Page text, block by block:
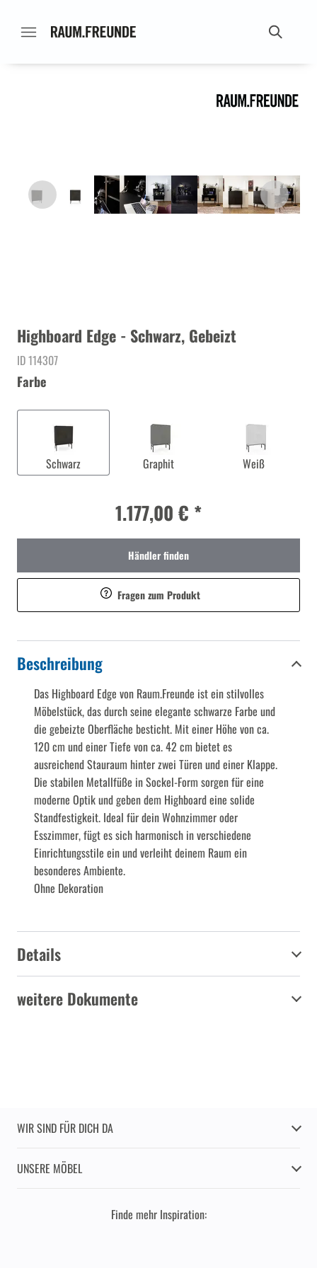
Highboard Edge - Schwarz, Gebeizt
ID 114307
Farbe
Schwarz Graphit Weiß
1.177,00 € *
Händler finden
Fragen zum Produkt
Beschreibung
Das Highboard Edge von Raum.Freunde ist ein stilvolles
Möbelstück, das durch seine elegante schwarze Farbe und
die gebeizte Oberfläche besticht. Mit einer Höhe von ca.
120 cm und einer Tiefe von ca. 42 cm bietet es
ausreichend Stauraum hinter zwei Türen und einer Klappe.
Die stabilen Metallfüße in Sockel-Form sorgen für eine
moderne Optik und geben dem Highboard eine solide
Standfestigkeit. Ideal für dein Wohnzimmer oder
Esszimmer, fügt es sich harmonisch in verschiedene
Einrichtungsstile ein und verleiht deinem Raum ein
besonderes Ambiente.
Ohne Dekoration
Details
weitere Dokumente
WIR SIND FÜR DICH DA
UNSERE MÖBEL
Finde mehr Inspiration: